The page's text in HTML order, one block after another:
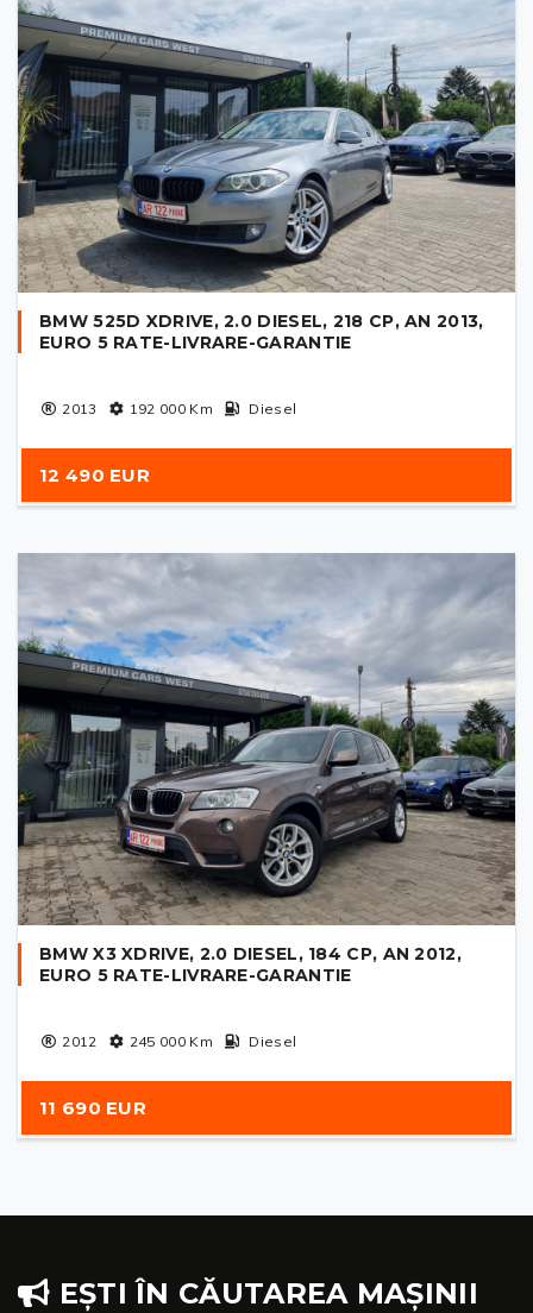
BMW 525D XDRIVE, 2.0 DIESEL, 218 CP, AN 2013,
EURO 5 RATE-LIVRARE-GARANTIE
2013 192 000Km Diesel
12 490 EUR
BMW X3 XDRIVE, 2.0 DIESEL, 184 CP, AN 2012,
EURO 5 RATE-LIVRARE-GARANTIE
2012 245 000Km Diesel
11 690 EUR
EȘTI ÎN CĂUTAREA MAȘINII